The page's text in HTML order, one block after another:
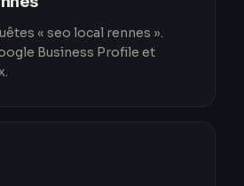
« seo local rennes ».
Business Profile et